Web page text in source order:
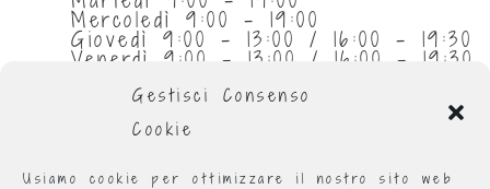
Gestisci Consenso
Cookie
Usiamo cookie per ottimizzare il nostro sito web
Mercoledì 9:00 - 19:00
Giovedì 9:00 - 13:00 / 16:00 - 19:30
Venerdì 9:00 - 13:00 / 16:00 - 19:30